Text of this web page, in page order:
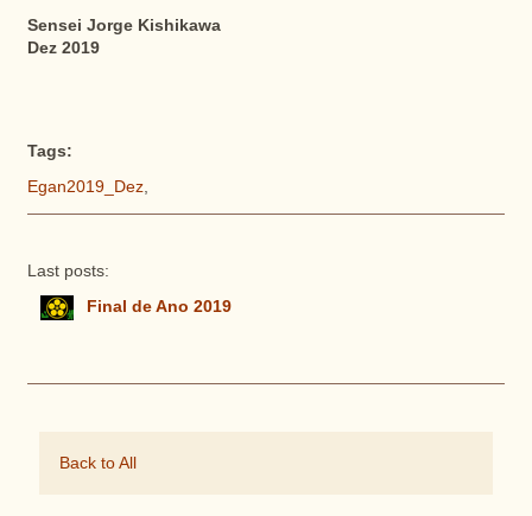
Sensei Jorge Kishikawa
Dez 2019
Tags:
Egan2019_Dez,
Last posts:
Final de Ano 2019
Back to All